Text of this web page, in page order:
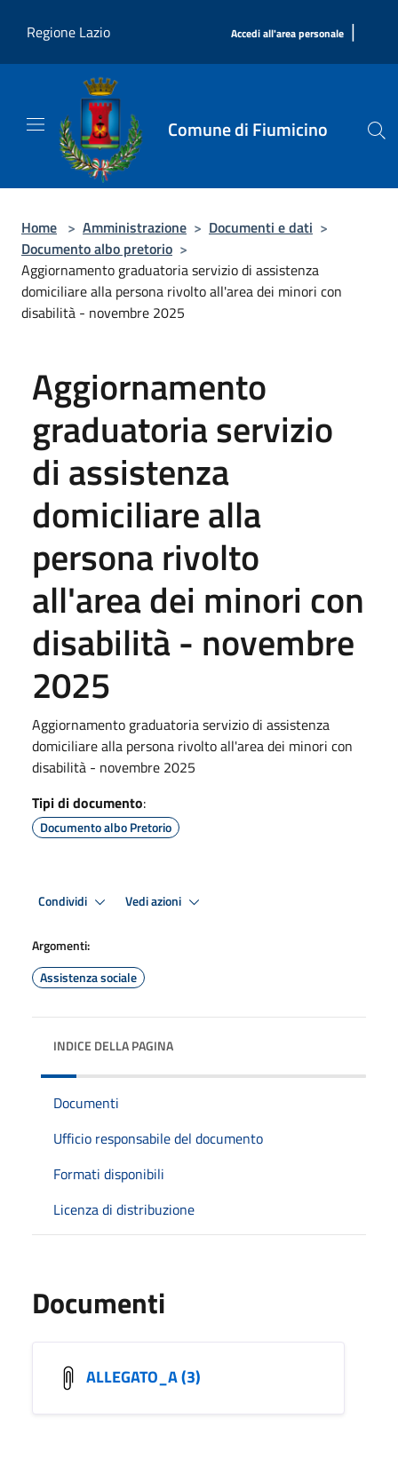
Regione Lazio
Accedi all'area personale |
Comune di Fiumicino
Home > Amministrazione > Documenti e dati >
Documento albo pretorio >
Aggiornamento graduatoria servizio di assistenza
domiciliare alla persona rivolto all'area dei minori con
disabilità - novembre 2025
Aggiornamento
graduatoria servizio
di assistenza
domiciliare alla
persona rivolto
all'area dei minori con
disabilità - novembre
2025
Aggiornamento graduatoria servizio di assistenza
domiciliare alla persona rivolto all'area dei minori con
disabilità - novembre 2025
Tipi di documento:
Documento albo Pretorio
Condividi Vedi azioni
Argomenti:
Assistenza sociale
INDICE DELLA PAGINA
Documenti
Ufficio responsabile del documento
Formati disponibili
Licenza di distribuzione
Documenti
ALLEGATO_A (3)